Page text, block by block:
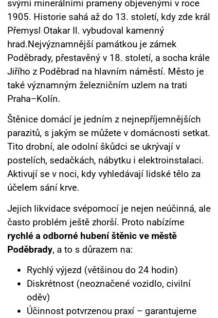
svými minerálními prameny objevenými v roce
1905. Historie sahá až do 13. století, kdy zde král
Přemysl Otakar II. vybudoval kamenný
hrad.Nejvýznamnější památkou je zámek
Poděbrady, přestavěný v 18. století, a socha krále
Jiřího z Poděbrad na hlavním náměstí. Město je
také významným železničním uzlem na trati
Praha–Kolín.
Štěnice domácí je jedním z nejnepříjemnějších
parazitů, s jakým se můžete v domácnosti setkat.
Tito drobní, ale odolní škůdci se ukrývají v
postelích, sedačkách, nábytku i elektroinstalaci.
Aktivují se v noci, kdy vyhledávají lidské tělo za
účelem sání krve.
Jejich likvidace svépomocí je nejen neúčinná, ale
často problém ještě zhorší. Proto nabízíme
rychlé a odborné hubení štěnic ve městě
Poděbrady, a to s důrazem na:
Rychlý výjezd (většinou do 24 hodin)
Diskrétnost (neoznačené vozidlo, civilní
oděv)
Účinnost potvrzenou praxí – garantujeme